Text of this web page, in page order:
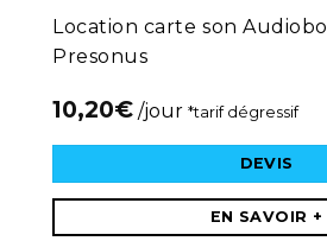
Location carte son
Presonus
10,20€ /jour *tarif dégressif
DEVIS
EN SAVOIR +